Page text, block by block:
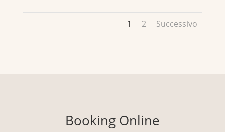
1 2 Successivo
Booking Online